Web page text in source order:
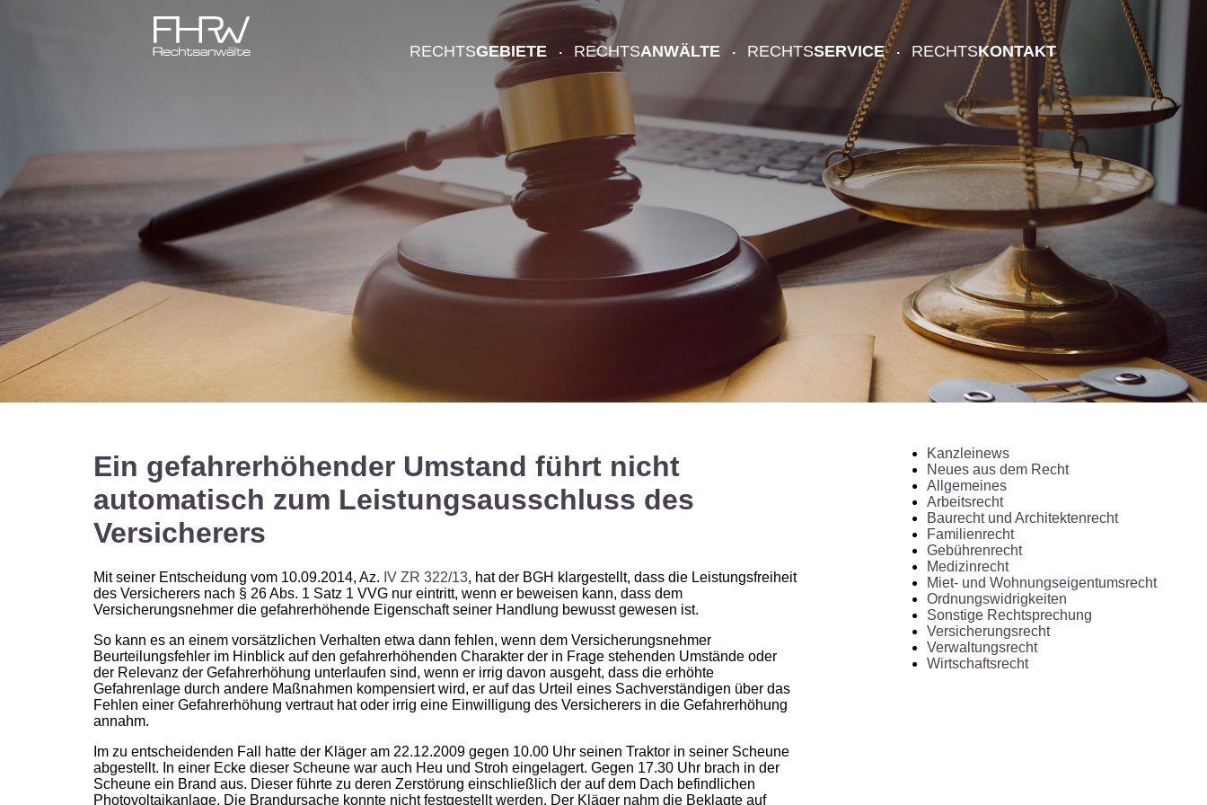
RECHTSGEBIETE RECHTSANWÄLTE RECHTSSERVICE RECHTSKONTAKT
Ein gefahrerhöhender Umstand führt nicht
automatisch zum Leistungsausschluss des
Versicherers
Mit seiner Entscheidung vom 10.09.2014, Az. IV ZR 322/13, hat der BGH klargestellt, dass die Leis­tungsfreiheit
des Versicherers nach § 26 Abs. 1 Satz 1 VVG nur eintritt, wenn er beweisen kann, dass dem
Versicherungsnehmer die gefahrerhöhende Eigenschaft seiner Handlung bewusst gewesen ist.
So kann es an einem vorsätzlichen Verhalten etwa dann fehlen, wenn dem Versicherungsnehmer
Beurteilungsfehler im Hinblick auf den gefahrerhöhenden Charakter der in Frage stehenden Um­stände oder
der Relevanz der Gefahrerhöhung unterlaufen sind, wenn er irrig davon ausgeht, dass die erhöhte
Gefahrenlage durch andere Maßnahmen kompensiert wird, er auf das Urteil eines Sachverständigen über das
Fehlen einer Gefahrerhöhung vertraut hat oder irrig eine Einwilligung des Versicherers in die Gefahrerhöhung
annahm.
Im zu entscheidenden Fall hatte der Kläger am 22.12.2009 gegen 10.00 Uhr seinen Traktor in seiner Scheune
abgestellt. In einer Ecke dieser Scheune war auch Heu und Stroh eingelagert. Gegen 17.30 Uhr brach in der
Scheune ein Brand aus. Dieser führte zu deren Zerstörung einschließlich der auf dem Dach befindlichen
Photovoltaikanlage. Die Brandursache konnte nicht festgestellt werden. Der Kläger nahm die Beklagte auf
Kanzleinews
Neues aus dem Recht
Allgemeines
Arbeitsrecht
Baurecht und Architektenrecht
Familienrecht
Gebührenrecht
Medizinrecht
Miet- und Wohnungseigentumsrecht
Ordnungswidrigkeiten
Sonstige Rechtsprechung
Versicherungsrecht
Verwaltungsrecht
Wirtschaftsrecht